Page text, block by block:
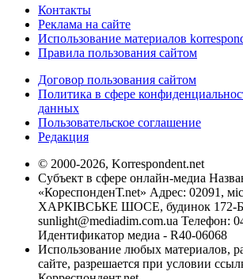
Контакты
Реклама на сайте
Использование материалов
Правила пользования сайтом
Договор пользования сайтом
Политика в сфере
данных
Пользовательское соглашение
Редакция
© 2000-2026, Korrespondent.net
Субъект в сфере онлайн-медиа
«КореспонденТ.net» Адрес: 02091,
ХАРКІВСЬКЕ ШОСЕ, будинок 172-Б,
sunlight@mediadim.com.ua Телефон:
Идентификатор медиа - R40-06068
Использование любых материалов,
сайте, разрешается при условии